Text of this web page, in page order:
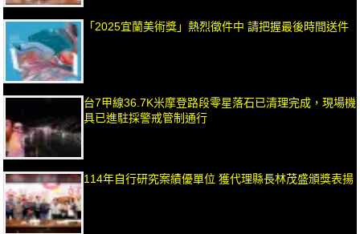
「2025宜蘭美術獎」熱烈徵件中 請把握最後時間送件
台7甲線36.7K米摩登路段零星落石已清理完成，現場機
具已進駐採警戒管制通行
114年自行研究案績優單位 獲代理縣長林茂盛頒獎表揚